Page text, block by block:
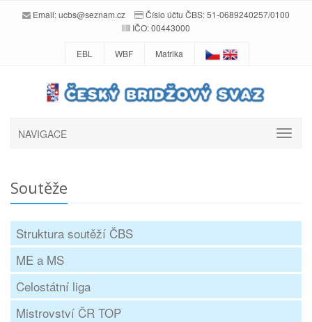
Email:ucbs@seznam.cz
Číslo účtu ČBS: 51-0689240257/0100
IČO: 00443000
EBL WBF Matrika
NAVIGACE
Soutěže
Struktura soutěží ČBS
ME a MS
Celostátní liga
Mistrovství ČR TOP